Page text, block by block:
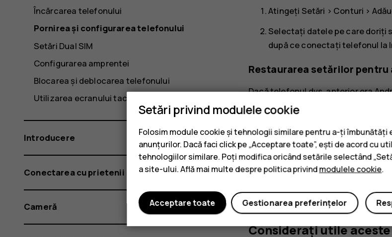
Atingeți Setări > Conturi >
Selectați datele pe care doriți
după ce conectați telefonul la
Restaurarea setărilor
Dacă telefonul dvs. anterior era
puteți restaura setările pentru
ComutațiBackup în Google
Considerați utile
Încărcarea telefonului
Pornirea și configurarea telefonului
Setări Dual SIM
Configurarea amprentei
Blocarea și deblocarea telefonului
Utilizarea ecranului tactil
Introducere
Conectarea cu prietenii și familia
Cameră
Setări privind modulele cookie
Folosim module cookie și tehnologii similare pentru a-ți
anunțurilor. Dacă faci click pe „Acceptare toate”, ești de acord cu
tehnologiilor similare. Poți modifica oricând setările selectând
a site-ului. Află mai multe despre politica privindmodulele cookie.
Gestionarea preferințelor
Acceptare toate